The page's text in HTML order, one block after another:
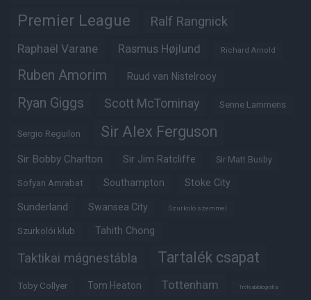
Premier League Ralf Rangnick
Raphaël Varane Rasmus Højlund Richard Arnold
Ruben Amorim Ruud van Nistelrooy
Ryan Giggs Scott McTominay Senne Lammens
Sergio Reguilon Sir Alex Ferguson
Sir Bobby Charlton Sir Jim Ratcliffe Sir Matt Busby
Sofyan Amrabat Southampton Stoke City
Sunderland Swansea City Szurkoló szemmel
Szurkolói klub Tahith Chong
Taktikai mágnestábla Tartalék csapat
Toby Collyer Tom Heaton Tottenham Trófeabibliográfia